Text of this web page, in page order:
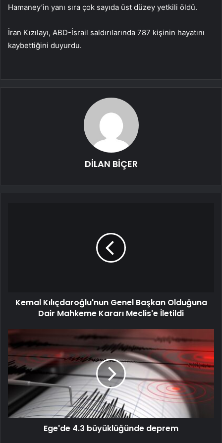
Hamaney’in yanı sıra çok sayıda üst düzey yetkili öldü.
İran Kızılayı, ABD-İsrail saldırılarında 787 kişinin hayatını
kaybettiğini duyurdu.
DİLAN BİÇER
Kemal Kılıçdaroğlu'nun Genel Başkan Olduğuna
Dair Mahkeme Kararı Meclis'e İletildi
Ege'de 4.3 büyüklüğünde deprem